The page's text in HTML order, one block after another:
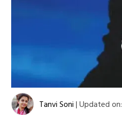
Tanvi Soni | Updated on: